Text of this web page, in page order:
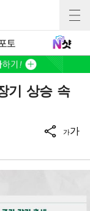
토
기 상승 속
가가